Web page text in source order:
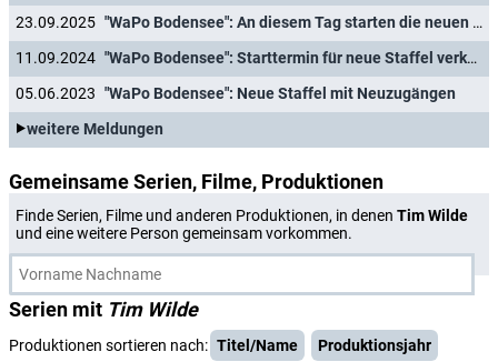
23.09.2025
"WaPo Bodensee": An diesem Tag starten die neuen Fälle im Ersten
11.09.2024
"WaPo Bodensee": Starttermin für neue Staffel verkündet
05.06.2023 "WaPo Bodensee": Neue Staffel mit Neuzugängen
weitere Meldungen
Gemeinsame Serien, Filme, Produktionen
Finde Serien, Filme und anderen Produktionen, in denen Tim Wilde
und eine weitere Person gemeinsam vorkommen.
Serien mit Tim Wilde
Produktionen sortieren nach: Titel/Name
Produktionsjahr